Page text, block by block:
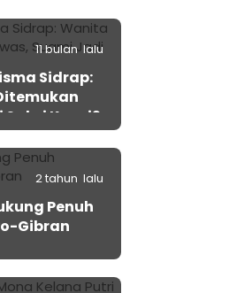
11 bulan lalu
Sidrap:
Kunci?
2 tahun lalu
Penuh
Gibran